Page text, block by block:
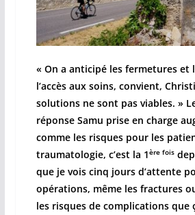
« On a anticipé les fermetures et
l’accès aux soins, convient,
solutions ne sont pas viables. »
réponse Samu prise en charge
comme les risques pour les
traumatologie, c’est la 1ère fois
que je vois cinq jours d’attente
opérations, même les fractures
les risques de complications que